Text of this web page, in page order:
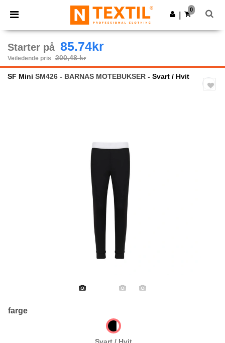
× Ntextil-app
Bedre priser i appen!
Last ned app
0
Starter på 85.74kr
Veiledende pris 200,48 kr
SF Mini SM426 - BARNAS MOTEBUKSER - Svart / Hvit
farge